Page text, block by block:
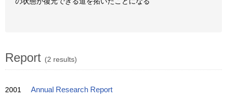
Report (2 results)
2001 Annual Research Report